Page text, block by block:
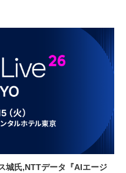
城氏,NTTデータ『AIエージ